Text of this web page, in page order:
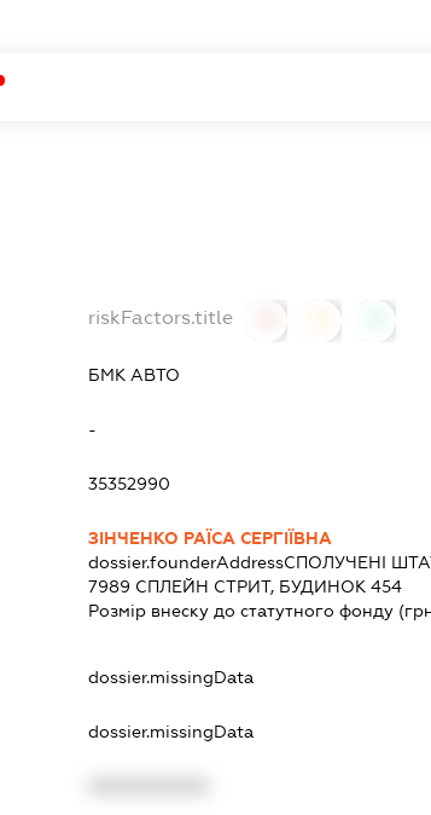
riskFactors.title
БМК АВТО
-
35352990
ЗІНЧЕНКО РАЇСА СЕРГІЇВНА
dossier.founderAddressСПОЛУЧЕНІ
7989 СПЛЕЙН СТРИТ, БУДИНОК 454
Розмір внеску до статутного фонду
dossier.missingData
dossier.missingData